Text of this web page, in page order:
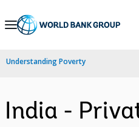
Skip
Navigation
Understanding Poverty
India -